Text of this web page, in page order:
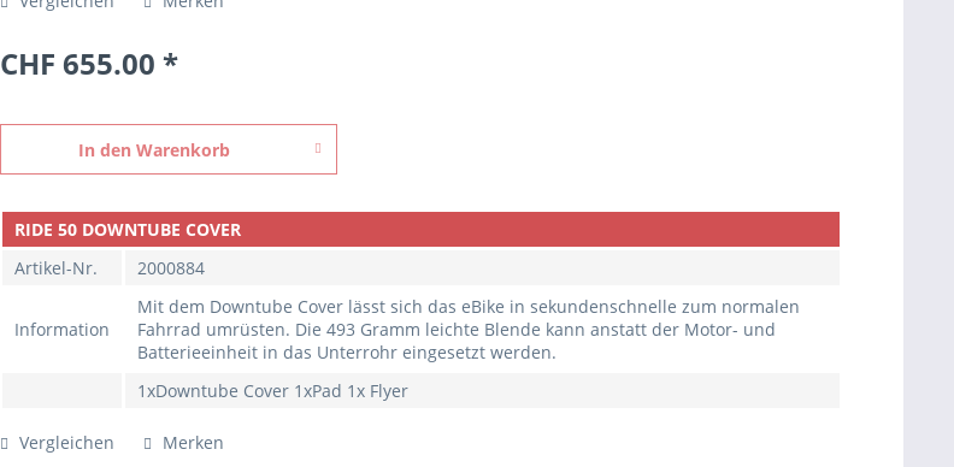
CHF 655.00 *
In den Warenkorb
RIDE 50 DOWNTUBE COVER
Artikel-Nr.
2000884
Information
Mit dem Downtube Cover lässt sich das eBike in sekundenschnelle zum normalen
Fahrrad umrüsten. Die 493 Gramm leichte Blende kann anstatt der Motor- und
Batterieeinheit in das Unterrohr eingesetzt werden.
1xDowntube Cover 1xPad 1x Flyer
Vergleichen Merken